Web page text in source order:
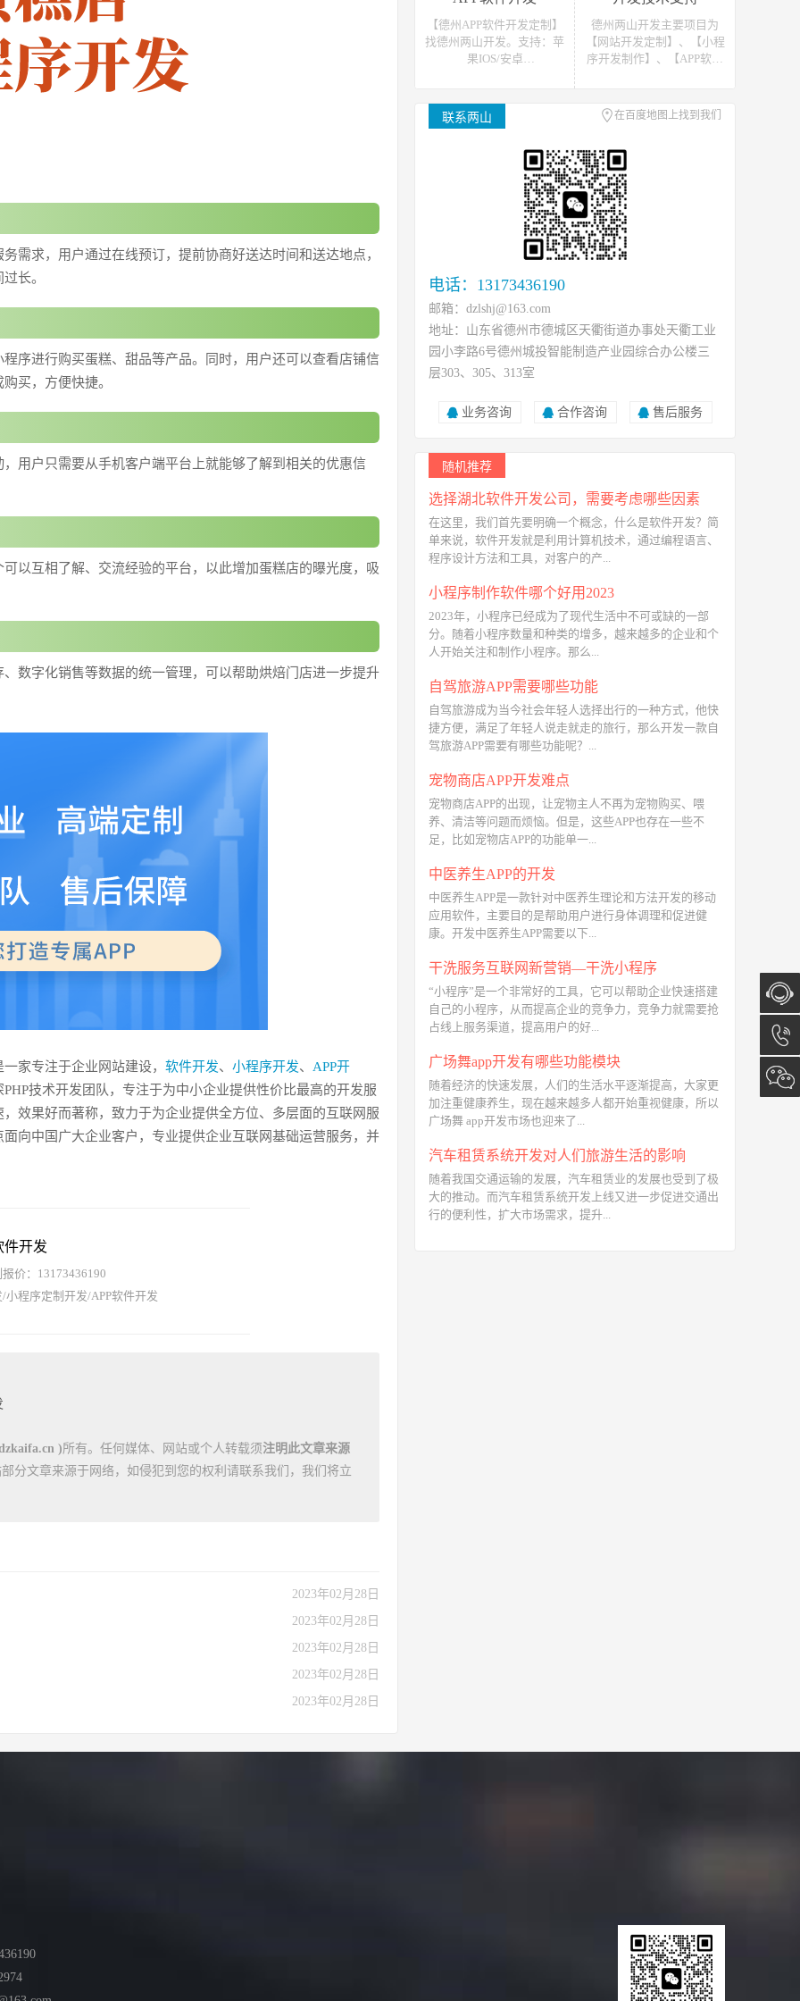
需求，用户通过在线预订，提前协商好送达时间和送达地点，
长。
序进行购买蛋糕、甜品等产品。同时，用户还可以查看店铺信
买，方便快捷。
用户只需要从手机客户端平台上就能够了解到相关的优惠信
以互相了解、交流经验的平台，以此增加蛋糕店的曝光度，吸
数字化销售等数据的统一管理，可以帮助烘焙门店进一步提升
家专注于企业网站建设， 软件开发、 小程序开发、 APP开
技术开发团队，专注于为中小企业提供性价比最高的开发服
效果好而著称，致力于为企业提供全方位、多层面的互联网服
向中国广大企业客户，专业提供企业互联网基础运营服务，并
件开发
价：13173436190
小程序定制开发/APP软件开发
)所有。任何媒体、网站或个人转载须注明此文章来源
分文章来源于网络，如侵犯到您的权利请联系我们，我们将立
2023年02月28日
2023年02月28日
2023年02月28日
2023年02月28日
2023年02月28日
站开发报价请联系我们 发报价请联系我们
【德州APP软件开发定制】
找德州两山开发。支持：苹
果IOS/安卓
APP、API开发、H5单页等
移动终端软件开发产品定
德州两山开发主要项目为
【网站开发定制】、【小程
序开发制作】、【APP软件
发技术支援，可接如上相关
类数据、开发、运维、托管
联系两山 在百度地图上找到我们
电话：13173436190
邮箱：dzlshj@163.com
地址：山东省德州市德城区天衢街道办事处天衢工业
园小李路6号德州城投智能制造产业园综合办公楼三
层303、305、313室
业务咨询 合作咨询 售后服务
随机推荐
选择湖北软件开发公司，需要考虑哪些因素
在这里，我们首先要明确一个概念，什么是软件开发？简
单来说，软件开发就是利用计算机技术，通过编程语言、
程序设计方法和工具，对客户的产...
小程序制作软件哪个好用2023
2023年，小程序已经成为了现代生活中不可或缺的一部
分。随着小程序数量和种类的增多，越来越多的企业和个
人开始关注和制作小程序。那么...
自驾旅游APP需要哪些功能
自驾旅游成为当今社会年轻人选择出行的一种方式，他快
捷方便，满足了年轻人说走就走的旅行，那么开发一款自
驾旅游APP需要有哪些功能呢？...
宠物商店APP开发难点
宠物商店APP的出现，让宠物主人不再为宠物购买、喂
养、清洁等问题而烦恼。但是，这些APP也存在一些不
足，比如宠物店APP的功能单一...
中医养生APP的开发
中医养生APP是一款针对中医养生理论和方法开发的移动
应用软件，主要目的是帮助用户进行身体调理和促进健
康。开发中医养生APP需要以下...
干洗服务互联网新营销—干洗小程序
“小程序”是一个非常好的工具，它可以帮助企业快速搭建
自己的小程序，从而提高企业的竞争力，竞争力就需要抢
占线上服务渠道，提高用户的好...
广场舞app开发有哪些功能模块
随着经济的快速发展，人们的生活水平逐渐提高，大家更
加注重健康养生，现在越来越多人都开始重视健康，所以
广场舞 app开发市场也迎来了...
汽车租赁系统开发对人们旅游生活的影响
随着我国交通运输的发展，汽车租赁业的发展也受到了极
大的推动。而汽车租赁系统开发上线又进一步促进交通出
行的便利性，扩大市场需求，提升...
在线咨
询